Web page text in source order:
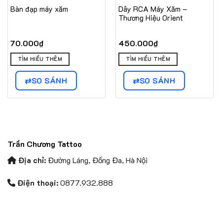
Bàn đạp máy xăm
70.000₫
TÌM HIỂU THÊM
SO SÁNH
Dây RCA Máy Xăm –
Thương Hiệu Orient
450.000₫
TÌM HIỂU THÊM
này
nhiều
SO SÁNH
Trần Chương Tattoo
Địa chỉ: Đường Láng, Đống Đa, Hà Nội
Điện thoại:0877.932.888